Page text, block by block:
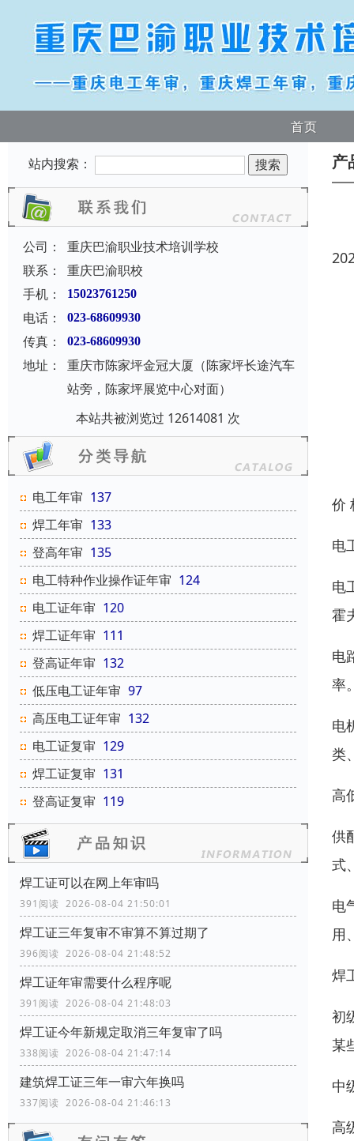
首页
站内搜索：
公司：
重庆巴渝职业技术培训学校
联系：
重庆巴渝职校
手机：
15023761250
电话： 023-68609930
传真： 023-68609930
地址：
重庆市陈家坪金冠大厦（陈家坪长途汽车
站旁，陈家坪展览中心对面）
本站共被浏览过 12614081 次
电工年审 137
焊工年审 133
登高年审 135
电工特种作业操作证年审 124
电工证年审 120
焊工证年审 111
登高证年审 132
低压电工证年审 97
高压电工证年审 132
电工证复审 129
焊工证复审 131
登高证复审 119
焊工证可以在网上年审吗
391阅读 2026-08-04 21:50:01
焊工证三年复审不审算不算过期了
396阅读 2026-08-04 21:48:52
焊工证年审需要什么程序呢
391阅读 2026-08-04 21:48:03
焊工证今年新规定取消三年复审了吗
338阅读 2026-08-04 21:47:14
建筑焊工证三年一审六年换吗
337阅读 2026-08-04 21:46:13
产
价
电
电
霍
电
率
电
类
高
供
式
电
用
焊
初
某
中
高